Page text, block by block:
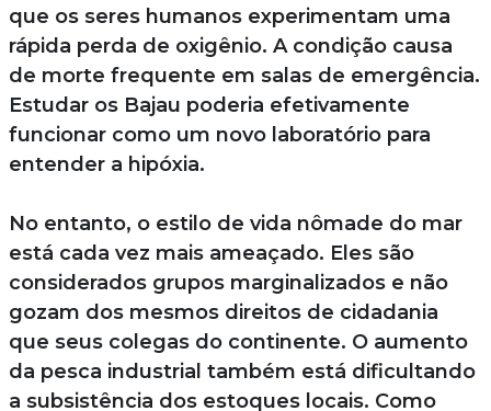
que os seres humanos experimentam uma
rápida perda de oxigênio. A condição causa
de morte frequente em salas de emergência.
Estudar os Bajau poderia efetivamente
funcionar como um novo laboratório para
entender a hipóxia.
No entanto, o estilo de vida nômade do mar
está cada vez mais ameaçado. Eles são
considerados grupos marginalizados e não
gozam dos mesmos direitos de cidadania
que seus colegas do continente. O aumento
da pesca industrial também está dificultando
a subsistência dos estoques locais. Como